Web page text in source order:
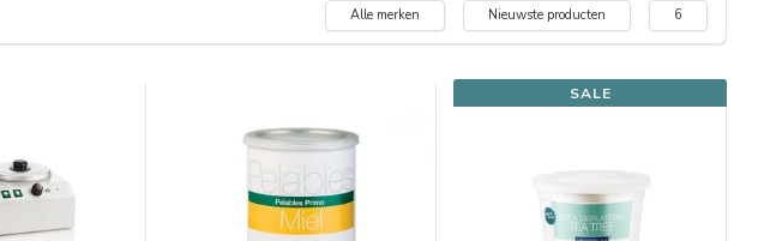
Alle merken Nieuwste producten 6
SALE